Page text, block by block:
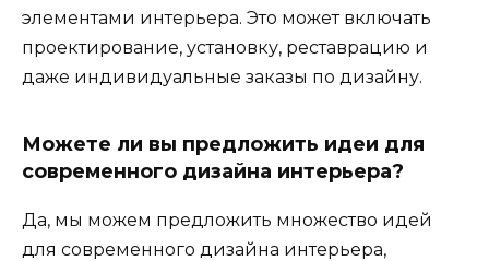
элементами интерьера. Это может включать
проектирование, установку, реставрацию и
даже индивидуальные заказы по дизайну.
Можете ли вы предложить идеи для
современного дизайна интерьера?
Да, мы можем предложить множество идей
для современного дизайна интерьера,